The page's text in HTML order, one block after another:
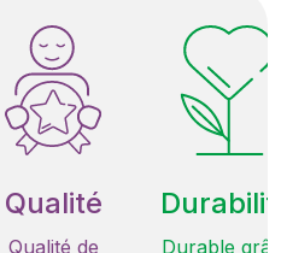
Qualité
Qualité de
Durable